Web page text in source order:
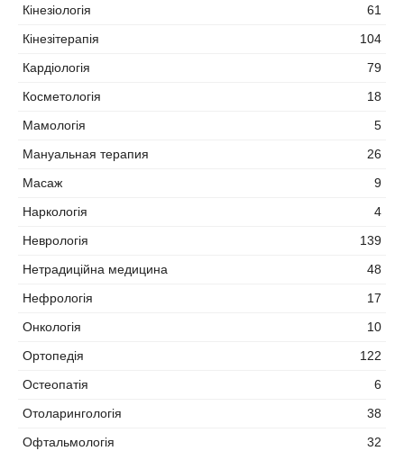
Кінезіологія
61
Кінезітерапія
104
Кардіологія
79
Косметологія
18
Мамологія
5
Мануальная терапия
26
Масаж
9
Наркологія
4
Неврологія
139
Нетрадиційна медицина
48
Нефрологія
17
Онкологія
10
Ортопедія
122
Остеопатія
6
Отоларингологія
38
Офтальмологія
32